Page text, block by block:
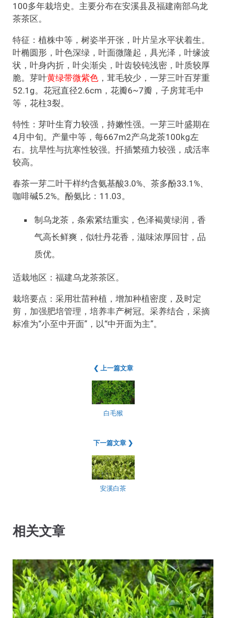
100多年栽培史。主要分布在安溪县及福建南部乌龙
茶茶区。
特征：植株中等，树姿半开张，叶片呈水平状着生。
叶椭圆形，叶色深绿，叶面微隆起，具光泽，叶缘波
状，叶身内折，叶尖渐尖，叶齿较钝浅密，叶质较厚
脆。芽叶黄绿带微紫色 ，茸毛较少，一芽三叶百芽重
52.1g。花冠直径2.6cm，花瓣6~7瓣，子房茸毛中
等，花柱3裂。
特性：芽叶生育力较强，持嫩性强。一芽三叶盛期在
4月中旬。产量中等，每667m2产乌龙茶100kg左
右。抗旱性与抗寒性较强。扦插繁殖力较强，成活率
较高。
春茶一芽二叶干样约含氨基酸3.0%、茶多酚33.1%、
咖啡碱5.2%。酚氨比：11.03。
制乌龙茶，条索紧结重实，色泽褐黄绿润，香
气高长鲜爽，似牡丹花香，滋味浓厚回甘，品
质优。
适栽地区：福建乌龙茶茶区。
栽培要点：采用壮苗种植，增加种植密度，及时定
剪，加强肥培管理，培养丰产树冠。采养结合，采摘
标准为“小至中开面”，以“中开面为主”。
❮ 上一篇文章
白毛猴
下一篇文章 ❯
安溪白茶
相关文章